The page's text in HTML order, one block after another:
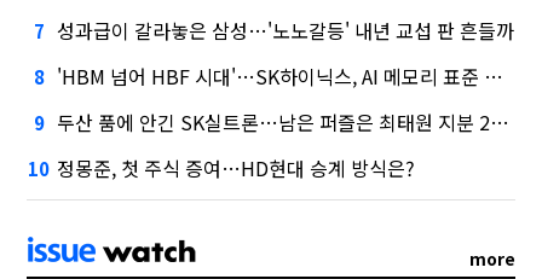
7 성과급이 갈라놓은 삼성…'노노갈등' 내년 교섭 판 흔들까
8 'HBM 넘어 HBF 시대'…SK하이닉스, AI 메모리 표준 선점 나섰다
9 두산 품에 안긴 SK실트론…남은 퍼즐은 최태원 지분 29.4%
10 정몽준, 첫 주식 증여…HD현대 승계 방식은?
more